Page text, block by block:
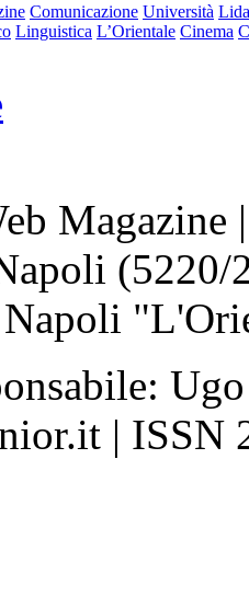
Comunicazione Università
Linguistica L’Orientale Cinema
Magazine
| ISSN